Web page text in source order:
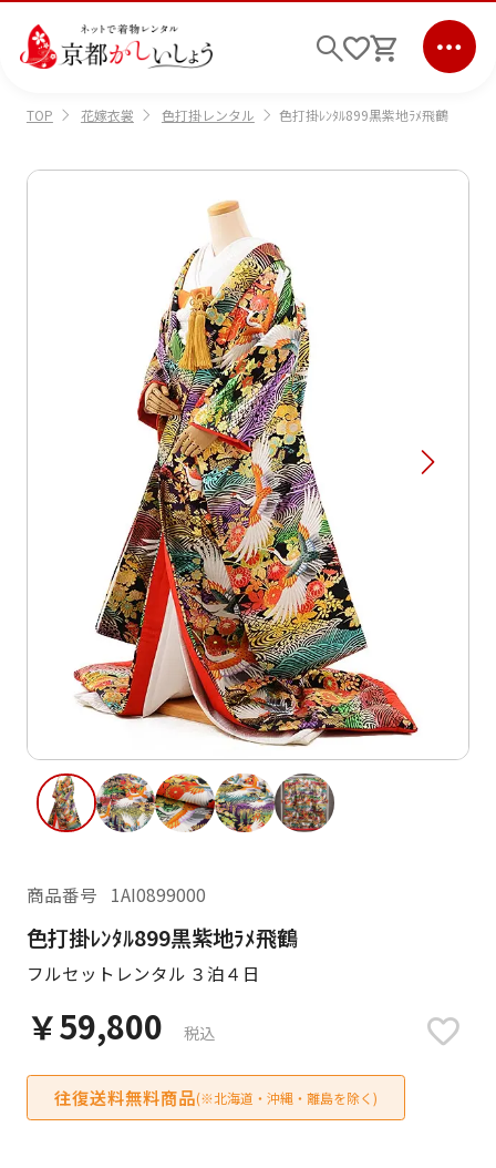
レンタルの流れ
閲覧履歴
検索
条件検索
ご利用日 ご利用日を選択してください
2026年8月
日 月 火 水 木 金 土
1
4 5 6 7 8
9 10 11 12 13 14
16
17 18 19 20 21
6
7
現在選択しているご利用日
ご利用される方
TOP 花嫁衣裳 色打掛レンタル 色打掛ﾚﾝﾀﾙ899黒紫地ﾗﾒ飛鶴
商品番号 1AI0899000
色打掛ﾚﾝﾀﾙ899黒紫地ﾗﾒ飛鶴
フルセットレンタル ３泊４日
￥59,800 税込
往復送料無料商品(※北海道・沖縄・離島を除く)